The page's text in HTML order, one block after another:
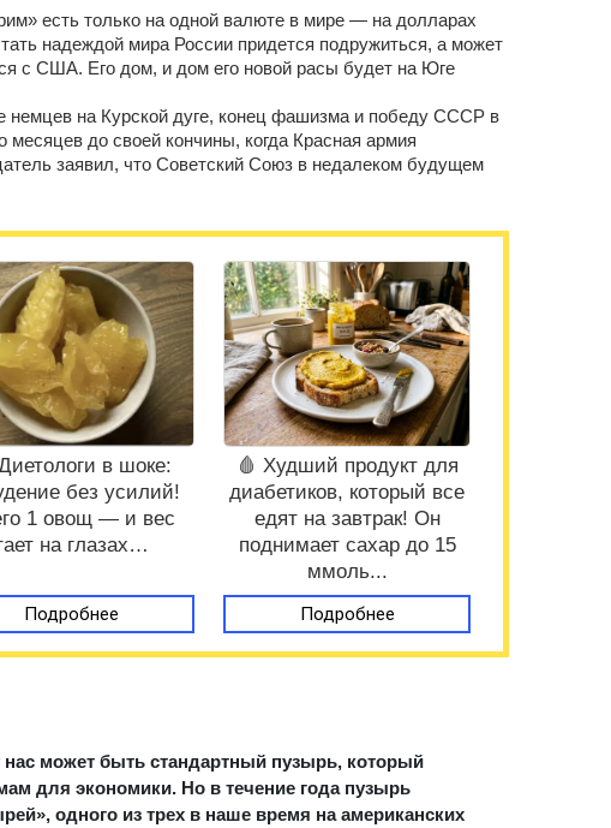
есть только на одной валюте в мире — на долларах
надеждой мира России придется подружиться, а может
с США. Его дом, и дом его новой расы будет на Юге
немцев на Курской дуге, конец фашизма и победу СССР в
месяцев до своей кончины, когда Красная армия
заявил, что Советский Союз в недалеком будущем
в шоке:
без усилий!
1 овощ — и вес
на глазах…
Подробнее
🩸 Худший продукт для
диабетиков, который все
едят на завтрак! Он
поднимает сахар до 15
ммоль...
Подробнее
может быть стандартный пузырь, который
для экономики. Но в течение года пузырь
одного из трех в наше время на американских